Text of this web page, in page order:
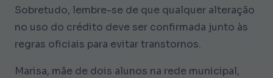
Sobretudo, lembre-se de que qualquer alteração
no uso do crédito deve ser confirmada junto às
regras oficiais para evitar transtornos.
Marisa, mãe de dois alunos na rede municipal,